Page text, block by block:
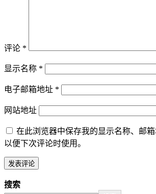
评论 *
显示名称 *
电子邮箱地址 *
网站地址
在此浏览器中保存我的显示名称、邮箱
以便下次评论时使用。
搜索